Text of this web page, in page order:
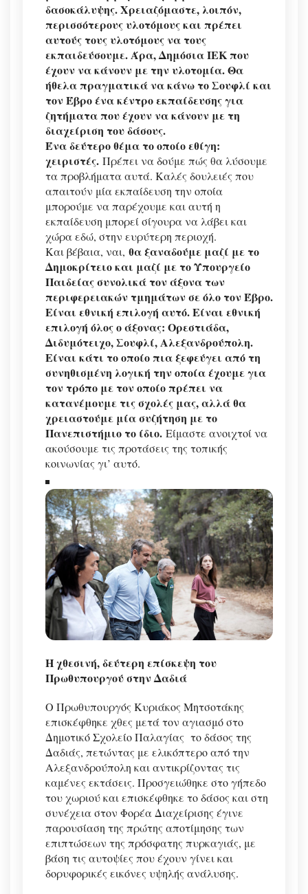
δασοκάλυψης. Χρειαζόμαστε, λοιπόν,
περισσότερους υλοτόμους και πρέπει
αυτούς τους υλοτόμους να τους
εκπαιδεύσουμε. Άρα, Δημόσια ΙΕΚ που
έχουν να κάνουν με την υλοτομία. Θα
ήθελα πραγματικά να κάνω το Σουφλί και
τον Έβρο ένα κέντρο εκπαίδευσης για
ζητήματα που έχουν να κάνουν με τη
διαχείριση του δάσους.
Ένα δεύτερο θέμα το οποίο εθίγη:
χειριστές. Πρέπει να δούμε πώς θα λύσουμε
τα προβλήματα αυτά. Καλές δουλειές που
απαιτούν μία εκπαίδευση την οποία
μπορούμε να παρέχουμε και αυτή η
εκπαίδευση μπορεί σίγουρα να λάβει και
χώρα εδώ, στην ευρύτερη περιοχή.
Και βέβαια, ναι, θα ξαναδούμε μαζί με το
Δημοκρίτειο και μαζί με το Υπουργείο
Παιδείας συνολικά τον άξονα των
περιφερειακών τμημάτων σε όλο τον Έβρο.
Είναι εθνική επιλογή αυτό. Είναι εθνική
επιλογή όλος ο άξονας: Ορεστιάδα,
Διδυμότειχο, Σουφλί, Αλεξανδρούπολη.
Είναι κάτι το οποίο πια ξεφεύγει από τη
συνηθισμένη λογική την οποία έχουμε για
τον τρόπο με τον οποίο πρέπει να
κατανέμουμε τις σχολές μας, αλλά θα
χρειαστούμε μία συζήτηση με το
Πανεπιστήμιο το ίδιο. Είμαστε ανοιχτοί να
ακούσουμε τις προτάσεις της τοπικής
κοινωνίας γι’ αυτό.
Η χθεσινή, δεύτερη επίσκεψη του
Πρωθυπουργού στην Δαδιά
Ο Πρωθυπουργός Κυριάκος Μητσοτάκης
επισκέφθηκε χθες μετά τον αγιασμό στο
Δημοτικό Σχολείο Παλαγίας το δάσος της
Δαδιάς, πετώντας με ελικόπτερο από την
Αλεξανδρούπολη και αντικρίζοντας τις
καμένες εκτάσεις. Προσγειώθηκε στο γήπεδο
του χωριού και επισκέφθηκε το δάσος και στη
συνέχεια στον Φορέα Διαχείρισης έγινε
παρουσίαση της πρώτης αποτίμησης των
επιπτώσεων της πρόσφατης πυρκαγιάς, με
βάση τις αυτοψίες που έχουν γίνει και
δορυφορικές εικόνες υψηλής ανάλυσης.